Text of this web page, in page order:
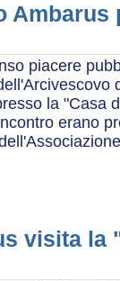
piacere
la "Casa
erano
visita la